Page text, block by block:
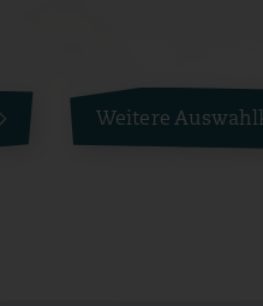
Weitere